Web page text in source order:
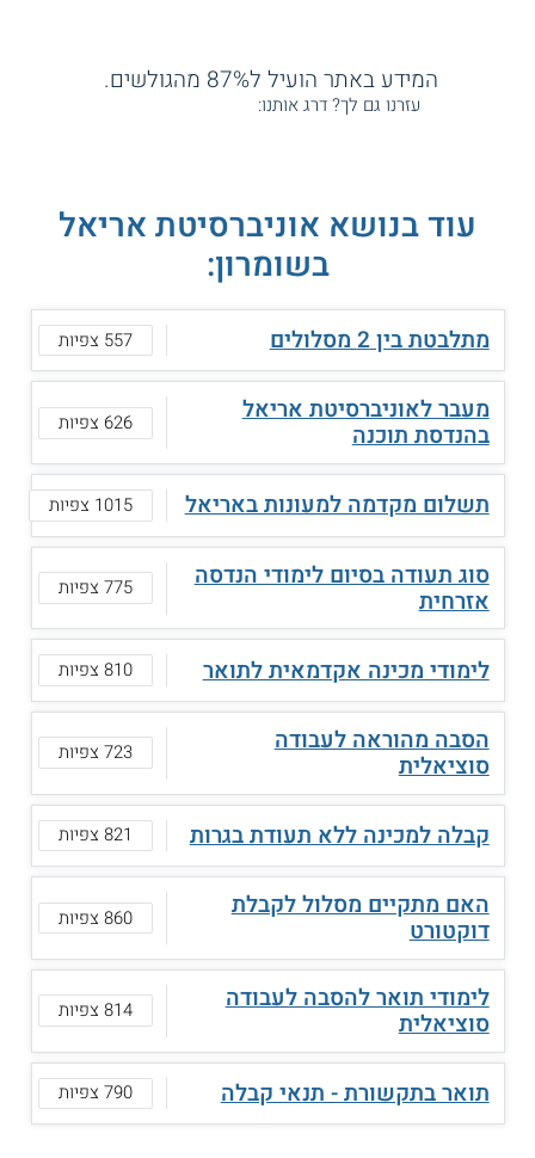
המידע באתר הועיל ל87% מהגולשים.
עזרנו גם לך? דרג אותנו:
עוד בנושא אוניברסיטת אריאל
בשומרון:
מתלבטת בין 2 מסלולים 557 צפיות
מעבר לאוניברסיטת אריאל
בהנדסת תוכנה 626 צפיות
תשלום מקדמה למעונות באריאל 1015 צפיות
סוג תעודה בסיום לימודי הנדסה
אזרחית 775 צפיות
לימודי מכינה אקדמאית לתואר 810 צפיות
הסבה מהוראה לעבודה
סוציאלית 723 צפיות
קבלה למכינה ללא תעודת בגרות 821 צפיות
האם מתקיים מסלול לקבלת
דוקטורט 860 צפיות
לימודי תואר להסבה לעבודה
סוציאלית 814 צפיות
תואר בתקשורת - תנאי קבלה 790 צפיות